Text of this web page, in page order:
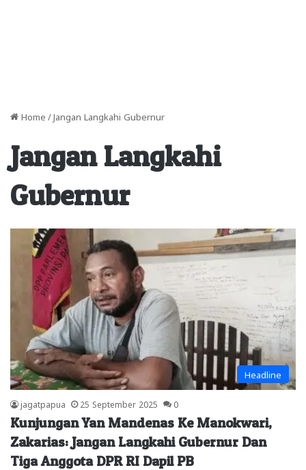
Home / Jangan Langkahi Gubernur
Jangan Langkahi
Gubernur
Headline
jagatpapua 25 September 2025 0
Kunjungan Yan Mandenas Ke Manokwari,
Zakarias: Jangan Langkahi Gubernur Dan
Tiga Anggota DPR RI Dapil PB